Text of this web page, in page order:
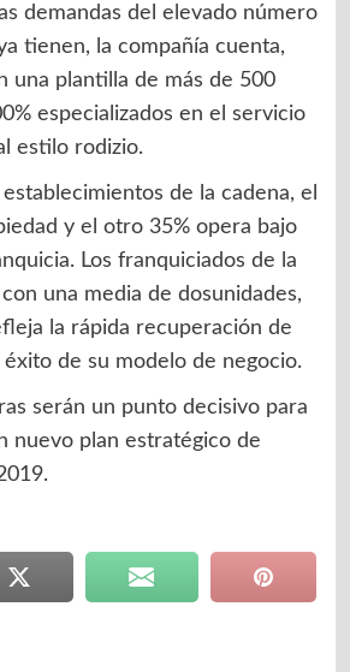
demandas del elevado número
tienen, la compañía cuenta,
una plantilla de más de 500
especializados en el servicio
estilo rodizio.
de la cadena, el
y el otro 35% opera bajo
Los franquiciados de la
una media de dosunidades,
la rápida recuperación de
de su modelo de negocio.
serán un punto decisivo para
nuevo plan estratégico de